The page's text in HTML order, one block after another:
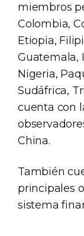
miembros
Colombia,
Etiopia,
Guatemala,
Nigeria,
Sudáfrica,
cuenta con
China.
También
principales
sistema